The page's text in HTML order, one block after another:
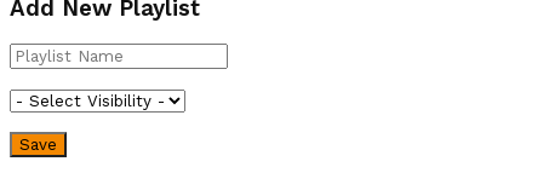
Add New Playlist